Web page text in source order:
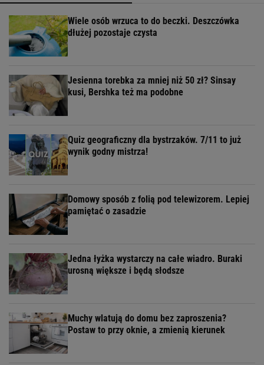
Wiele osób wrzuca to do beczki. Deszczówka
dłużej pozostaje czysta
Jesienna torebka za mniej niż 50 zł? Sinsay
kusi, Bershka też ma podobne
Quiz geograficzny dla bystrzaków. 7/11 to już
wynik godny mistrza!
Domowy sposób z folią pod telewizorem. Lepiej
pamiętać o zasadzie
Jedna łyżka wystarczy na całe wiadro. Buraki
urosną większe i będą słodsze
Muchy wlatują do domu bez zaproszenia?
Postaw to przy oknie, a zmienią kierunek